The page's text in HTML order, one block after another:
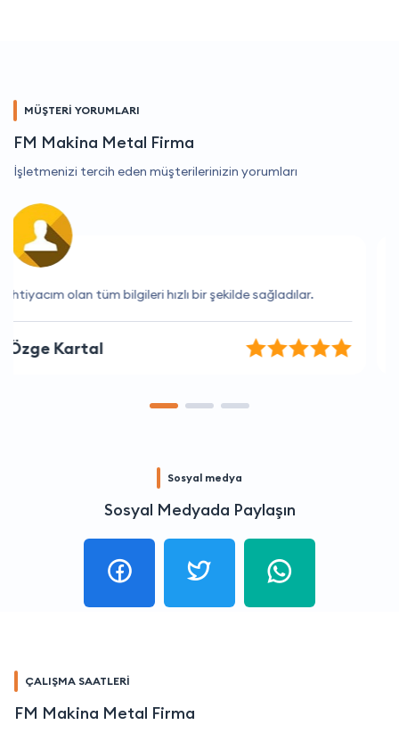
MÜŞTERİ YORUMLARI
FM Makina Metal Firma
İşletmenizi tercih eden müşterilerinizin yorumları
Çalışanlarına bayıldım
Doğan Kara
Sosyal medya
Sosyal Medyada Paylaşın
ÇALIŞMA SAATLERİ
FM Makina Metal Firma